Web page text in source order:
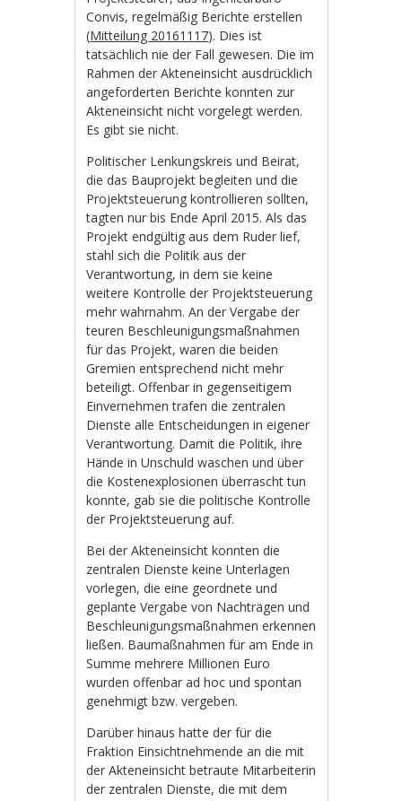
Convis, regelmäßig Berichte erstellen
(Mitteilung 20161117). Dies ist
tatsächlich nie der Fall gewesen. Die im
Rahmen der Akteneinsicht ausdrücklich
angeforderten Berichte konnten zur
Akteneinsicht nicht vorgelegt werden.
Es gibt sie nicht.
Politischer Lenkungskreis und Beirat,
die das Bauprojekt begleiten und die
Projektsteuerung kontrollieren sollten,
tagten nur bis Ende April 2015. Als das
Projekt endgültig aus dem Ruder lief,
stahl sich die Politik aus der
Verantwortung, in dem sie keine
weitere Kontrolle der Projektsteuerung
mehr wahrnahm. An der Vergabe der
teuren Beschleunigungsmaßnahmen
für das Projekt, waren die beiden
Gremien entsprechend nicht mehr
beteiligt. Offenbar in gegenseitigem
Einvernehmen trafen die zentralen
Dienste alle Entscheidungen in eigener
Verantwortung. Damit die Politik, ihre
Hände in Unschuld waschen und über
die Kostenexplosionen überrascht tun
konnte, gab sie die politische Kontrolle
der Projektsteuerung auf.
Bei der Akteneinsicht konnten die
zentralen Dienste keine Unterlagen
vorlegen, die eine geordnete und
geplante Vergabe von Nachträgen und
Beschleunigungsmaßnahmen erkennen
ließen. Baumaßnahmen für am Ende in
Summe mehrere Millionen Euro
wurden offenbar ad hoc und spontan
genehmigt bzw. vergeben.
Darüber hinaus hatte der für die
Fraktion Einsichtnehmende an die mit
der Akteneinsicht betraute Mitarbeiterin
der zentralen Dienste, die mit dem